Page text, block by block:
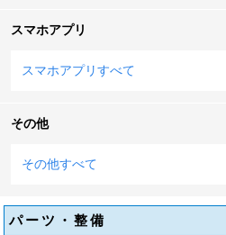
スマホアプリ
スマホアプリすべて
その他
その他すべて
パーツ・整備